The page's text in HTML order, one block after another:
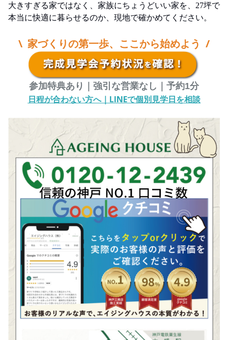
大きすぎる家ではなく、家族にちょうどいい家を、27坪で
本当に快適に暮らせるのか、現地で確かめてください。
\ 家づくりの第一歩、ここから始めよう /
参加特典あり｜強引な営業なし｜予約1分
日程が合わない方へ｜LINEで個別見学日を相談